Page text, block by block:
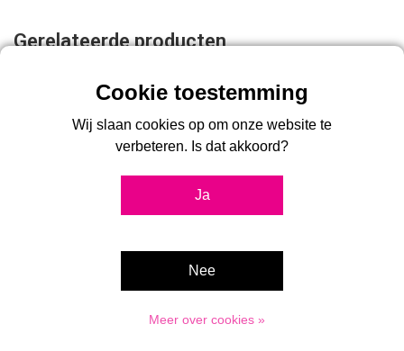
Gerelateerde producten
Wij slaan cookies op om onze website te
verbeteren. Is dat akkoord?
Ja
Nee
Meer over cookies »